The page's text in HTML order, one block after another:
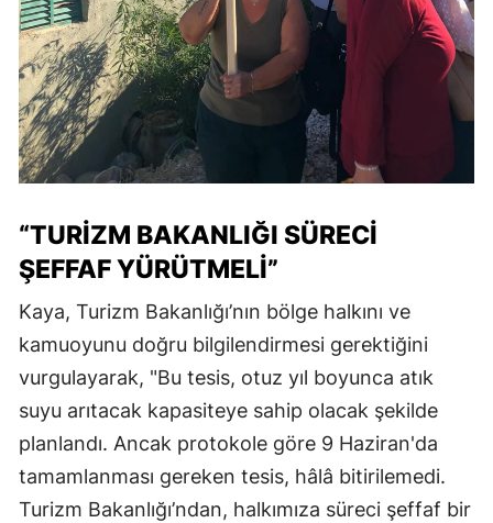
“TURİZM BAKANLIĞI SÜRECİ
ŞEFFAF YÜRÜTMELİ”
Kaya, Turizm Bakanlığı’nın bölge halkını ve
kamuoyunu doğru bilgilendirmesi gerektiğini
vurgulayarak, "Bu tesis, otuz yıl boyunca atık
suyu arıtacak kapasiteye sahip olacak şekilde
planlandı. Ancak protokole göre 9 Haziran'da
tamamlanması gereken tesis, hâlâ bitirilemedi.
Turizm Bakanlığı’ndan, halkımıza süreci şeffaf bir